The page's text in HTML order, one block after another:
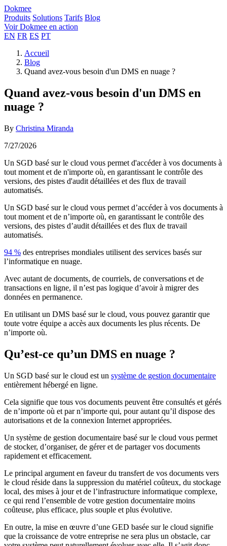
Dokmee
Produits Solutions Tarifs Blog
Voir Dokmee en action
EN FR ES PT
Accueil
Blog
Quand avez-vous besoin d'un DMS en nuage ?
Quand avez-vous besoin d'un DMS en
nuage ?
By Christina Miranda
7/27/2026
Un SGD basé sur le cloud vous permet d'accéder à vos documents à
tout moment et de n'importe où, en garantissant le contrôle des
versions, des pistes d'audit détaillées et des flux de travail
automatisés.
Un SGD basé sur le cloud vous permet d’accéder à vos documents à
tout moment et de n’importe où, en garantissant le contrôle des
versions, des pistes d’audit détaillées et des flux de travail
automatisés.
94 % des entreprises mondiales utilisent des services basés sur
l’informatique en nuage.
Avec autant de documents, de courriels, de conversations et de
transactions en ligne, il n’est pas logique d’avoir à migrer des
données en permanence.
En utilisant un DMS basé sur le cloud, vous pouvez garantir que
toute votre équipe a accès aux documents les plus récents. De
n’importe où.
Qu’est-ce qu’un DMS en nuage ?
Un SGD basé sur le cloud est un système de gestion documentaire
entièrement hébergé en ligne.
Cela signifie que tous vos documents peuvent être consultés et gérés
de n’importe où et par n’importe qui, pour autant qu’il dispose des
autorisations et de la connexion Internet appropriées.
Un système de gestion documentaire basé sur le cloud vous permet
de stocker, d’organiser, de gérer et de partager vos documents
rapidement et efficacement.
Le principal argument en faveur du transfert de vos documents vers
le cloud réside dans la suppression du matériel coûteux, du stockage
local, des mises à jour et de l’infrastructure informatique complexe,
ce qui rend l’ensemble de votre gestion documentaire moins
coûteuse, plus efficace, plus souple et plus évolutive.
En outre, la mise en œuvre d’une GED basée sur le cloud signifie
que la croissance de votre entreprise ne sera plus un obstacle, car